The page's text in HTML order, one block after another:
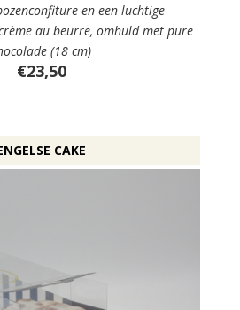
en een luchtige
au beurre, omhuld met pure
(18 cm)
€23,50
CAKE